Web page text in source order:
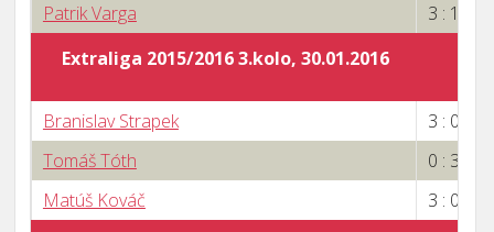
Patrik Varga
3 : 1
Extraliga 2015/2016 3.kolo, 30.01.2016
Branislav Strapek
3 : 0
Tomáš Tóth
0 : 3
Matúš Kováč
3 : 0